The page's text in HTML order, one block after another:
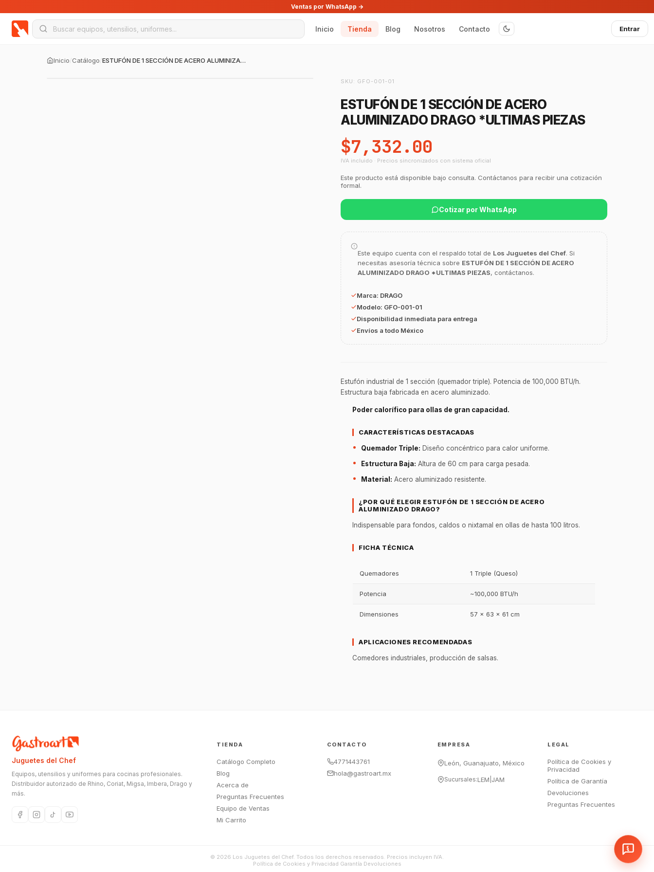
Ventas por WhatsApp →
Inicio Tienda Blog Nosotros Contacto Entrar
Inicio/Catálogo/ ESTUFÓN DE 1 SECCIÓN DE ACERO ALUMINIZADO DRAGO *ULTIMAS PIEZAS
SKU: GFO-001-01
ESTUFÓN DE 1 SECCIÓN DE ACERO
ALUMINIZADO DRAGO *ULTIMAS PIEZAS
$7,332.00
IVA incluido · Precios sincronizados con sistema oficial
Este producto está disponible bajo consulta. Contáctanos para recibir una cotización
formal.
Cotizar por WhatsApp
Este equipo cuenta con el respaldo total de Los Juguetes del Chef. Si
necesitas asesoría técnica sobre ESTUFÓN DE 1 SECCIÓN DE ACERO
ALUMINIZADO DRAGO *ULTIMAS PIEZAS, contáctanos.
Marca: DRAGO
Modelo: GFO-001-01
Disponibilidad inmediata para entrega
Envíos a todo México
Estufón industrial de 1 sección (quemador triple). Potencia de 100,000 BTU/h.
Estructura baja fabricada en acero aluminizado.
Poder calorífico para ollas de gran capacidad.
CARACTERÍSTICAS DESTACADAS
Quemador Triple: Diseño concéntrico para calor uniforme.
Estructura Baja: Altura de 60 cm para carga pesada.
Material: Acero aluminizado resistente.
¿POR QUÉ ELEGIR ESTUFÓN DE 1 SECCIÓN DE ACERO
ALUMINIZADO DRAGO?
Indispensable para fondos, caldos o nixtamal en ollas de hasta 100 litros.
FICHA TÉCNICA
Quemadores 1 Triple (Queso)
Potencia ~100,000 BTU/h
Dimensiones 57 x 63 x 61 cm
APLICACIONES RECOMENDADAS
Comedores industriales, producción de salsas.
GastroBot
Métodos de envío y entrega
Ver sucursales y contacto
Juguetes del Chef
Equipos, utensilios y uniformes para cocinas profesionales.
Distribuidor autorizado de Rhino, Coriat, Migsa, Imbera, Drago y
más.
TIENDA
Catálogo Completo
Blog
Acerca de
Preguntas Frecuentes
Equipo de Ventas
Mi Carrito
CONTACTO
4771443761
hola@gastroart.mx
EMPRESA
León, Guanajuato, México
Sucursales:LEM JAM
LEGAL
Política de Cookies y
Privacidad
Política de Garantía
Devoluciones
Preguntas Frecuentes
© 2026 Los Juguetes del Chef. Todos los derechos reservados. Precios incluyen IVA.
Política de Cookies y Privacidad Garantía Devoluciones